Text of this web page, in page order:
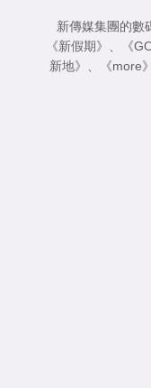
新傳媒集團的數
《新假期》 、 《
新地》 、 《more》